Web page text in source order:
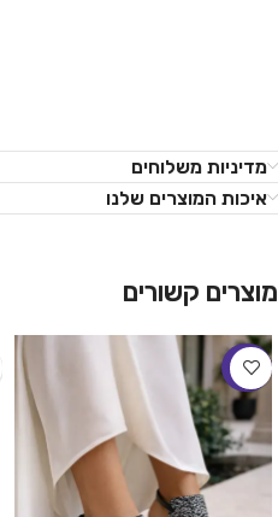
מדיניות משלוחים
איכות המוצרים שלנו
מוצרים קשורים
-26%